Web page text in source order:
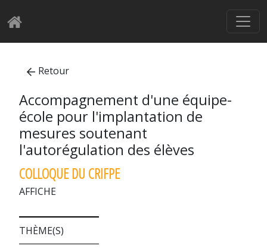
Retour
Accompagnement d'une équipe-
école pour l'implantation de
mesures soutenant
l'autorégulation des élèves
COLLOQUE DU CRIFPE
AFFICHE
THÈME(S)